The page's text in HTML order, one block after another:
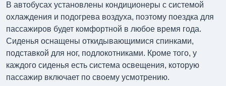
В автобусах установлены кондиционеры с системой
охлаждения и подогрева воздуха, поэтому поездка для
пассажиров будет комфортной в любое время года.
Сиденья оснащены откидывающимися спинками,
подставкой для ног, подлокотниками. Кроме того, у
каждого сиденья есть система освещения, которую
пассажир включает по своему усмотрению.